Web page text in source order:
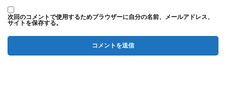
次回のコメントで使用するためブラウザーに自分の名前、メールアドレス、
サイトを保存する。